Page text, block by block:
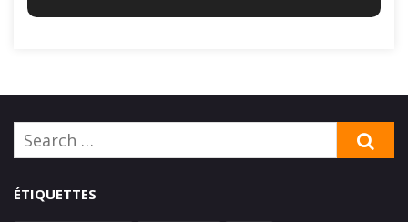
Search
for:
ÉTIQUETTES